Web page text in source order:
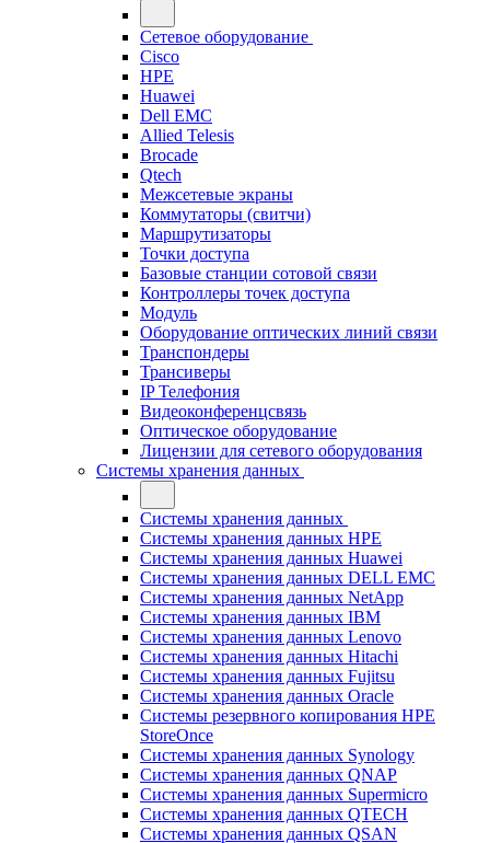
Сетевое оборудование
Cisco
HPE
Huawei
Dell EMC
Allied Telesis
Brocade
Qtech
Межсетевые экраны
Коммутаторы (свитчи)
Маршрутизаторы
Точки доступа
Базовые станции сотовой связи
Контроллеры точек доступа
Модуль
Оборудование оптических линий связи
Транспондеры
Трансиверы
IP Телефония
Видеоконференцсвязь
Оптическое оборудование
Лицензии для сетевого оборудования
Системы хранения данных
Системы хранения данных
Системы хранения данных HPE
Системы хранения данных Huawei
Системы хранения данных DELL EMC
Cистемы хранения данных NetApp
Системы хранения данных IBM
Системы хранения данных Lenovo
Системы хранения данных Hitachi
Системы хранения данных Fujitsu
Системы хранения данных Oracle
Системы резервного копирования HPE
StoreOnce
Системы хранения данных Synology
Системы хранения данных QNAP
Системы хранения данных Supermicro
Системы хранения данных QTECH
Системы хранения данных QSAN